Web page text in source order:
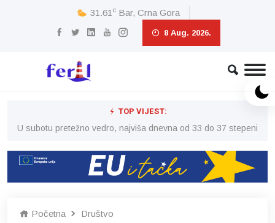
31.61 c Bar, Crna Gora
8 Aug. 2026.
TOP VIJEST:
U subotu pretežno vedro, najviša dnevna od 33 do 37 stepeni
Početna Društvo